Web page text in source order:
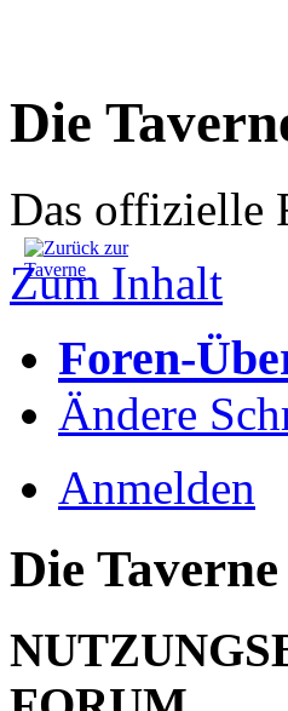
Die
Das offizielle
Zum Inhalt
Foren-
Ändere
Anmelden
Die